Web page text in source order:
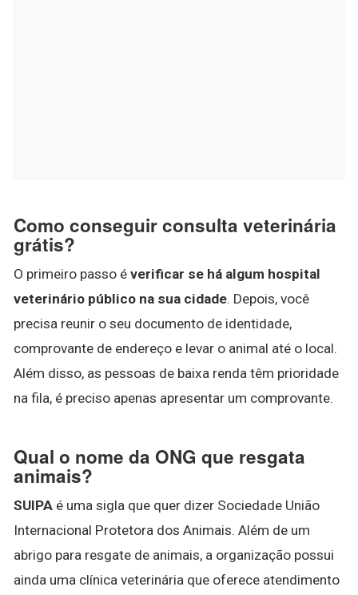
Como conseguir consulta veterinária
grátis?
O primeiro passo é verificar se há algum hospital
veterinário público na sua cidade. Depois, você
precisa reunir o seu documento de identidade,
comprovante de endereço e levar o animal até o local.
Além disso, as pessoas de baixa renda têm prioridade
na fila, é preciso apenas apresentar um comprovante.
Qual o nome da ONG que resgata
animais?
SUIPA é uma sigla que quer dizer Sociedade União
Internacional Protetora dos Animais. Além de um
abrigo para resgate de animais, a organização possui
ainda uma clínica veterinária que oferece atendimento